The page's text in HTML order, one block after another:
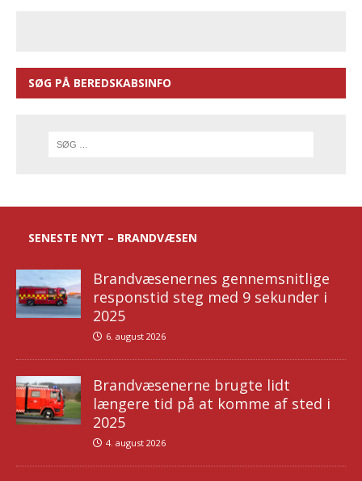
SØG PÅ BEREDSKABSINFO
SENESTE NYT – BRANDVÆSEN
Brandvæsenernes gennemsnitlige
responstid steg med 9 sekunder i
2025
6. august 2026
Brandvæsenerne brugte lidt
længere tid på at komme af sted i
2025
4. august 2026